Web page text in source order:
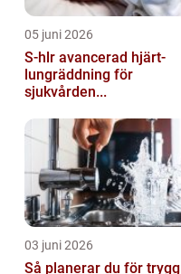
05 juni 2026
S-hlr avancerad hjärt-
lungräddning för
sjukvården...
03 juni 2026
Så planerar du för trygg